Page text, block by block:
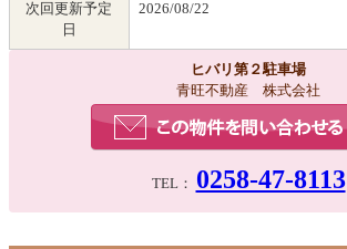
次回更新予定
日
2026/08/22
ヒバリ第２駐車場
青旺不動産 株式会社
TEL： 0258-47-8113